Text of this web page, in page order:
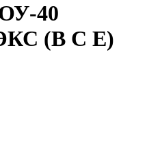
40
(B C E)